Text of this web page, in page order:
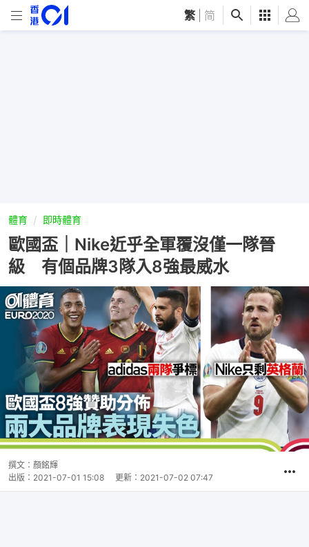
繁 简
體育 即時體育
歐國盃｜Nike近乎全軍覆沒僅一隊晉
級 有個品牌3隊入8強最威水
撰文： 顏銘輝
出版： 2021-07-01 15:08 更新： 2021-07-02 07:47